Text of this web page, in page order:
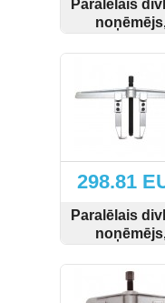
Paralēlais
SKATĪT
298.81
Paralēlais
SKATĪT
Auto aksesuāri un
Celšanas un
Reģistrēties